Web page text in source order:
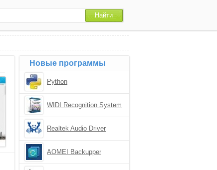
Новые программы
Python
WIDI Recognition System
Realtek Audio Driver
AOMEI Backupper